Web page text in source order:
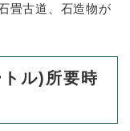
畳古道、石造物が
ル)所要時